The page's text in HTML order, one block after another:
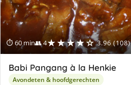
⏱ 60 min👥 4★★★★☆ 3.96 (108)
Babi Pangang à la Henkie
Avondeten & hoofdgerechten